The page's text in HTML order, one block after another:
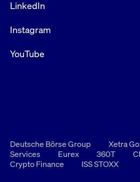
LinkedIn
Instagram
YouTube
Deutsche Börse Group Xetra
Services
Eurex 360T
Crypto Finance
ISS STOXX